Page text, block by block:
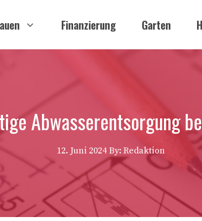
Finanzierung Garten
Abwasserentsorgung
12. Juni 2024 By: Redaktion